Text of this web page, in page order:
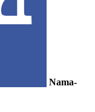
Nama-